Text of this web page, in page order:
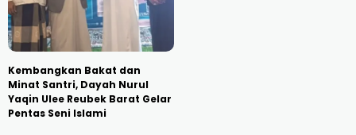
Kembangkan Bakat dan
Minat Santri, Dayah Nurul
Yaqin Ulee Reubek Barat Gelar
Pentas Seni Islami